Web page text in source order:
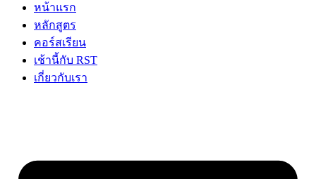
หน้าแรก
หลักสูตร
คอร์สเรียน
เช้านี้กับ RST
เกี่ยวกับเรา